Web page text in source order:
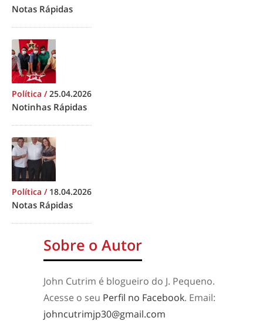
Notas Rápidas
Política /25.04.2026
Notinhas Rápidas
Política / 18.04.2026
Notas Rápidas
Sobre o Autor
John Cutrim é blogueiro do J. Pequeno.
Acesse o seu Perfil no Facebook. Email:
johncutrimjp30@gmail.com